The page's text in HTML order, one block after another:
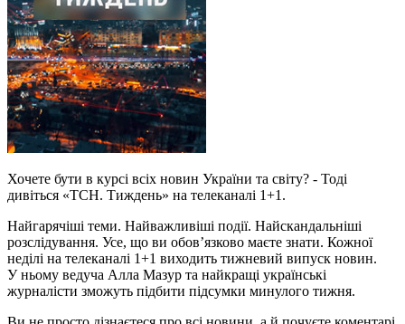
Хочете бути в курсі всіх новин України та світу? - Тоді
дивіться «ТСН. Тиждень» на телеканалі 1+1.
Найгарячіші теми. Найважливіші події. Найскандальніші
розслідування. Усе, що ви обов’язково маєте знати. Кожної
неділі на телеканалі 1+1 виходить тижневий випуск новин.
У ньому ведуча Алла Мазур та найкращі українські
журналісти зможуть підбити підсумки минулого тижня.